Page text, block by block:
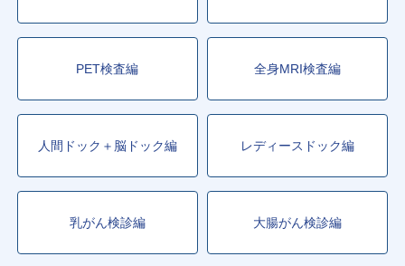
PET検査編 全身MRI検査編
人間ドック＋脳ドック編 レディースドック編
乳がん検診編 大腸がん検診編